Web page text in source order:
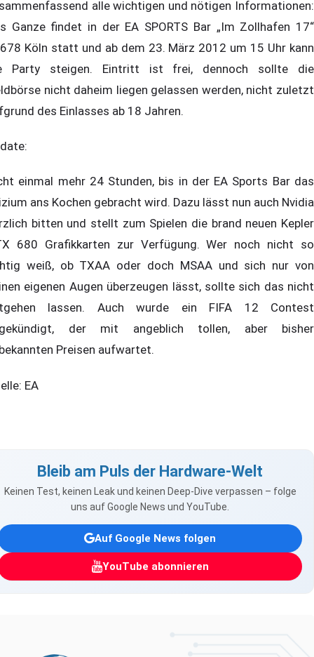
alle wichtigen und nötigen Informationen:
Ganze findet in der EA SPORTS Bar „Im Zollhafen 17“
Köln statt und ab dem 23. März 2012 um 15 Uhr kann
Party steigen. Eintritt ist frei, dennoch sollte die
nicht daheim liegen gelassen werden, nicht zuletzt
des Einlasses ab 18 Jahren.
einmal mehr 24 Stunden, bis in der EA Sports Bar das
ans Kochen gebracht wird. Dazu lässt nun auch Nvidia
bitten und stellt zum Spielen die brand neuen Kepler
680 Grafikkarten zur Verfügung. Wer noch nicht so
weiß, ob TXAA oder doch MSAA und sich nur von
eigenen Augen überzeugen lässt, sollte sich das nicht
lassen. Auch wurde ein FIFA 12 Contest
der mit angeblich tollen, aber bisher
Preisen aufwartet.
EA
Bleib am Puls der Hardware-Welt
Keinen Test, keinen Leak und keinen Deep-Dive verpassen – folge
uns auf Google News und YouTube.
Auf Google News folgen
YouTube abonnieren